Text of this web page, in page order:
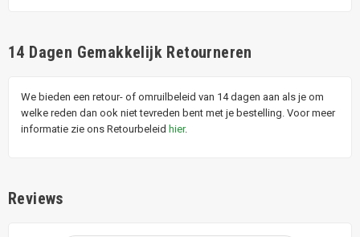
14 Dagen Gemakkelijk Retourneren
We bieden een retour- of omruilbeleid van 14 dagen aan als je om
welke reden dan ook niet tevreden bent met je bestelling. Voor meer
informatie zie ons Retourbeleid hier.
Reviews